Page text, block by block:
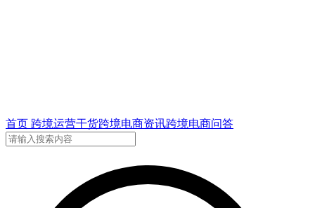
首页 跨境运营干货跨境电商资讯跨境电商问答